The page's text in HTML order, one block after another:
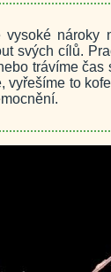
vysoké
svých cílů.
trávíme
vyřešíme to